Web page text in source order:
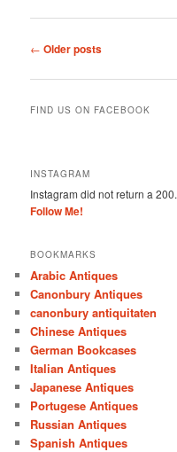
Post
← Older posts
FIND US ON FACEBOOK
INSTAGRAM
Instagram did not return a 200.
Follow Me!
BOOKMARKS
Arabic Antiques
Canonbury Antiques
canonbury antiquitaten
Chinese Antiques
German Bookcases
Italian Antiques
Japanese Antiques
Portugese Antiques
Russian Antiques
Spanish Antiques